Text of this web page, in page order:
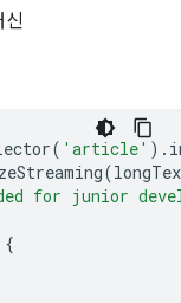
신
( 'article' ).
(
for junior
{